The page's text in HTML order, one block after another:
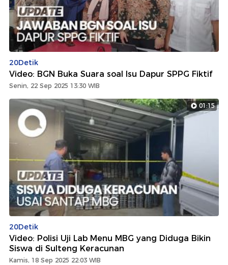
20Detik
Video: BGN Buka Suara soal Isu Dapur SPPG Fiktif
Senin, 22 Sep 2025 13:30 WIB
01:15
20Detik
Video: Polisi Uji Lab Menu MBG yang Diduga Bikin
Siswa di Sulteng Keracunan
Kamis, 18 Sep 2025 22:03 WIB